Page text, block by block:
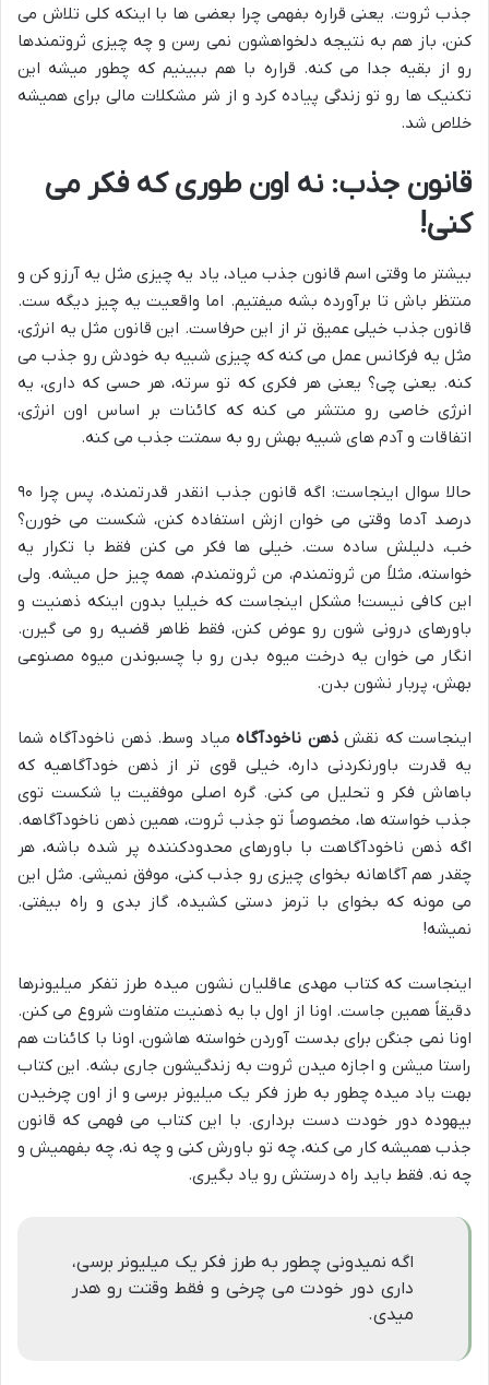
جذب ثروت. یعنی قراره بفهمی چرا بعضی ها با اینکه کلی تلاش می
کنن، باز هم به نتیجه دلخواهشون نمی رسن و چه چیزی ثروتمندها
رو از بقیه جدا می کنه. قراره با هم ببینیم که چطور میشه این
تکنیک ها رو تو زندگی پیاده کرد و از شر مشکلات مالی برای همیشه
خلاص شد.
قانون جذب: نه اون طوری که فکر می
کنی!
بیشتر ما وقتی اسم قانون جذب میاد، یاد یه چیزی مثل یه آرزو کن و
منتظر باش تا برآورده بشه میفتیم. اما واقعیت یه چیز دیگه ست.
قانون جذب خیلی عمیق تر از این حرفاست. این قانون مثل یه انرژی،
مثل یه فرکانس عمل می کنه که چیزی شبیه به خودش رو جذب می
کنه. یعنی چی؟ یعنی هر فکری که تو سرته، هر حسی که داری، یه
انرژی خاصی رو منتشر می کنه که کائنات بر اساس اون انرژی،
اتفاقات و آدم های شبیه بهش رو به سمتت جذب می کنه.
حالا سوال اینجاست: اگه قانون جذب انقدر قدرتمنده، پس چرا ۹۰
درصد آدما وقتی می خوان ازش استفاده کنن، شکست می خورن؟
خب، دلیلش ساده ست. خیلی ها فکر می کنن فقط با تکرار یه
خواسته، مثلاً من ثروتمندم، من ثروتمندم، همه چیز حل میشه. ولی
این کافی نیست! مشکل اینجاست که خیلیا بدون اینکه ذهنیت و
باورهای درونی شون رو عوض کنن، فقط ظاهر قضیه رو می گیرن.
انگار می خوان یه درخت میوه بدن رو با چسبوندن میوه مصنوعی
بهش، پربار نشون بدن.
اینجاست که نقشذهن ناخودآگاهمیاد وسط. ذهن ناخودآگاه شما
یه قدرت باورنکردنی داره، خیلی قوی تر از ذهن خودآگاهیه که
باهاش فکر و تحلیل می کنی. گره اصلی موفقیت یا شکست توی
جذب خواسته ها، مخصوصاً تو جذب ثروت، همین ذهن ناخودآگاهه.
اگه ذهن ناخودآگاهت با باورهای محدودکننده پر شده باشه، هر
چقدر هم آگاهانه بخوای چیزی رو جذب کنی، موفق نمیشی. مثل این
می مونه که بخوای با ترمز دستی کشیده، گاز بدی و راه بیفتی.
نمیشه!
اینجاست که کتاب مهدی عاقلیان نشون میده طرز تفکر میلیونرها
دقیقاً همین جاست. اونا از اول با یه ذهنیت متفاوت شروع می کنن.
اونا نمی جنگن برای بدست آوردن خواسته هاشون، اونا با کائنات هم
راستا میشن و اجازه میدن ثروت به زندگیشون جاری بشه. این کتاب
بهت یاد میده چطور به طرز فکر یک میلیونر برسی و از اون چرخیدن
بیهوده دور خودت دست برداری. با این کتاب می فهمی که قانون
جذب همیشه کار می کنه، چه تو باورش کنی و چه نه، چه بفهمیش و
چه نه. فقط باید راه درستش رو یاد بگیری.
اگه نمیدونی چطور به طرز فکر یک میلیونر برسی،
داری دور خودت می چرخی و فقط وقتت رو هدر
میدی.